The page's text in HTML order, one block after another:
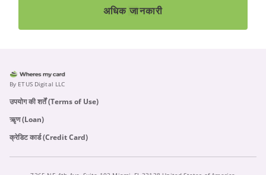
अधिक जानकारी
By ETUS Digital LLC
उपयोग की शर्तें (Terms of Use)
ऋृण (Loan)
क्रेडिट कार्ड (Credit Card)